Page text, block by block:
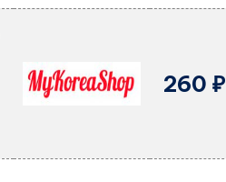
260 ₽